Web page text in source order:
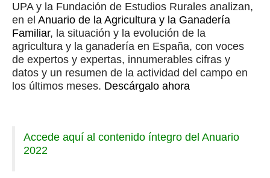
UPA y la Fundación de Estudios Rurales analizan,
en el Anuario de la Agricultura y la Ganadería
Familiar, la situación y la evolución de la
agricultura y la ganadería en España, con voces
de expertos y expertas, innumerables cifras y
datos y un resumen de la actividad del campo en
los últimos meses. Descárgalo ahora
Accede aquí al contenido íntegro del Anuario
2022